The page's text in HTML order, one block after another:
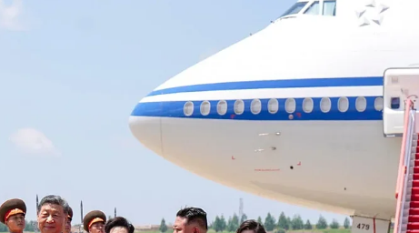
МОЯТ ГРАД
ДА!НА
ДА! НА
ПРАВОСЪДИЕ
КРИМИ